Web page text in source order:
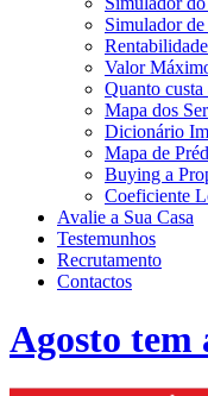
Simulador
Valor
Quanto
Mapa dos
Dicionário
Mapa de
Buying a
Coeficiente
Avalie a Sua Casa
Testemunhos
Recrutamento
Contactos
Agosto tem